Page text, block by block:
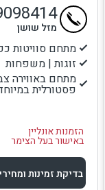
מתחם סוויטות
זוגות | משפחות
מתחם באווירה
פסטורלית
הזמנות אונליין
באישור בעל הצימר
מזל שושן
בדיקת זמינות